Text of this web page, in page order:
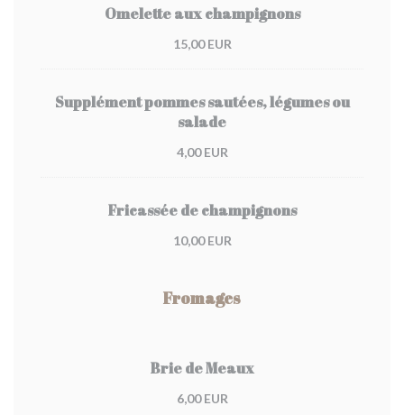
Omelette aux champignons
15,00 EUR
Supplément pommes sautées, légumes ou
salade
4,00 EUR
Fricassée de champignons
10,00 EUR
Fromages
Brie de Meaux
6,00 EUR